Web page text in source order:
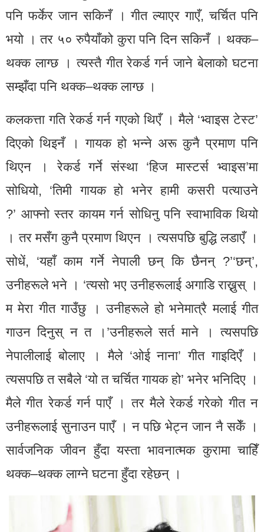
पनि फर्केर जान सकिनँ । गीत ल्याएर गाएँ, चर्चित पनि
भयो । तर ५० रुपैयाँको कुरा पनि दिन सकिनँ । थक्क–
थक्क लाग्छ । त्यस्तै गीत रेकर्ड गर्न जाने बेलाको घटना
सम्झँदा पनि थक्क–थक्क लाग्छ ।
कलकत्ता गति रेकर्ड गर्न गएको थिएँ । मैले ‘भ्वाइस टेस्ट’
दिएको थिइनँ । गायक हो भन्ने अरू कुनै प्रमाण पनि
थिएन । रेकर्ड गर्ने संस्था ‘हिज मास्टर्स भ्वाइस’मा
सोधियो, ‘तिमी गायक हो भनेर हामी कसरी पत्याउने
?’ आफ्नो स्तर कायम गर्न सोधिनु पनि स्वाभाविक थियो
। तर मसँग कुनै प्रमाण थिएन । त्यसपछि बुद्धि लडाएँ ।
सोधें, ‘यहाँ काम गर्ने नेपाली छन् कि छैनन् ?’‘छन्’,
उनीहरूले भने । ‘त्यसो भए उनीहरूलाई अगाडि राख्नुस् ।
म मेरा गीत गाउँछु । उनीहरूले हो भनेमात्रै मलाई गीत
गाउन दिनुस् न त ।’उनीहरूले सर्त माने । त्यसपछि
नेपालीलाई बोलाए । मैले ‘ओई नाना’ गीत गाइदिएँ ।
त्यसपछि त सबैले ‘यो त चर्चित गायक हो’ भनेर भनिदिए ।
मैले गीत रेकर्ड गर्न पाएँ । तर मैले रेकर्ड गरेको गीत न
उनीहरूलाई सुनाउन पाएँ । न पछि भेट्न जान नै सकेँ ।
सार्वजनिक जीवन हुँदा यस्ता भावनात्मक कुरामा चाहिँ
थक्क–थक्क लाग्ने घटना हुँदा रहेछन् ।